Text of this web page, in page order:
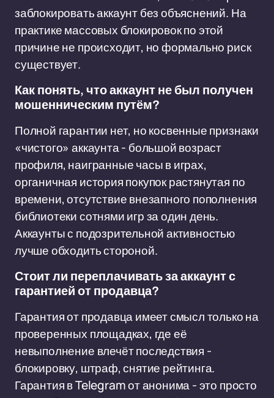
заблокировать аккаунт без объяснений. На
практике массовых блокировок по этой
причине не происходит, но формально риск
существует.
Как понять, что аккаунт не был получен
мошенническим путём?
Полной гарантии нет, но косвенные признаки
«чистого» аккаунта - большой возраст
профиля, наигранные часы в играх,
органичная история покупок растянутая по
времени, отсутствие внезапного пополнения
библиотеки сотнями игр за один день.
Аккаунты с подозрительной активностью
лучше обходить стороной.
Стоит ли переплачивать за аккаунт с
гарантией от продавца?
Гарантия от продавца имеет смысл только на
проверенных площадках, где её
невыполнение влечёт последствия -
блокировку, штраф, снятие рейтинга.
Гарантия в Telegram от анонима - это просто